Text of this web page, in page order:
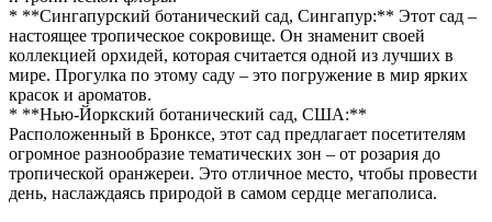
* **Сингапурский ботанический сад, Сингапур:** Этот сад –
настоящее тропическое сокровище. Он знаменит своей
коллекцией орхидей, которая считается одной из лучших в
мире. Прогулка по этому саду – это погружение в мир ярких
красок и ароматов.
* **Нью-Йоркский ботанический сад, США:**
Расположенный в Бронксе, этот сад предлагает посетителям
огромное разнообразие тематических зон – от розария до
тропической оранжереи. Это отличное место, чтобы провести
день, наслаждаясь природой в самом сердце мегаполиса.